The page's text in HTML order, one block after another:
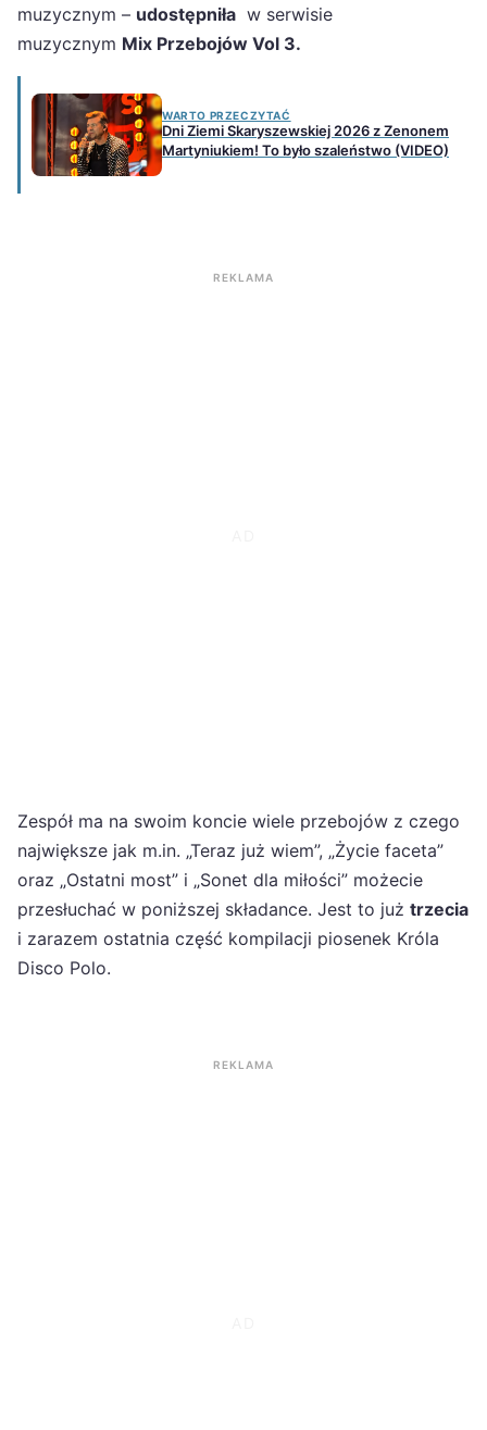
muzycznym – udostępniła w serwisie
muzycznym Mix Przebojów Vol 3.
WARTO PRZECZYTAĆ
Dni Ziemi Skaryszewskiej 2026 z Zenonem
Martyniukiem! To było szaleństwo (VIDEO)
REKLAMA
Zespół ma na swoim koncie wiele przebojów z czego
największe jak m.in. „Teraz już wiem”, „Życie faceta”
oraz „Ostatni most” i „Sonet dla miłości” możecie
przesłuchać w poniższej składance. Jest to już trzecia
i zarazem ostatnia część kompilacji piosenek Króla
Disco Polo.
REKLAMA